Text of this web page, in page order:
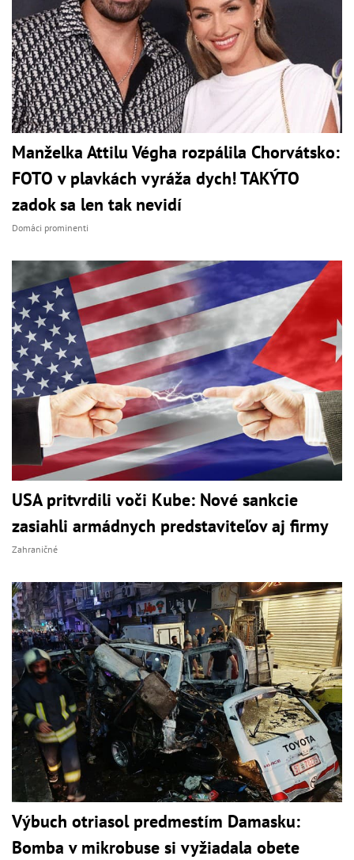
Manželka Attilu Végha rozpálila Chorvátsko:
FOTO v plavkách vyráža dych! TAKÝTO
zadok sa len tak nevidí
Domáci prominenti
USA pritvrdili voči Kube: Nové sankcie
zasiahli armádnych predstaviteľov aj firmy
Zahraničné
Výbuch otriasol predmestím Damasku:
Bomba v mikrobuse si vyžiadala obete